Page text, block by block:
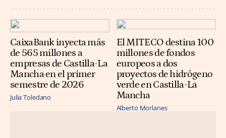
CaixaBank inyecta más
de 565 millones a
empresas de Castilla-La
Mancha en el primer
semestre de 2026
Julia Toledano
El MITECO destina 100
millones de fondos
europeos a dos
proyectos de hidrógeno
verde en Castilla-La
Mancha
Alberto Morlanes